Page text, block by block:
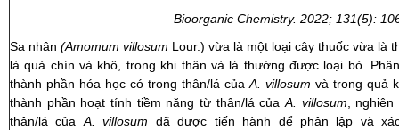
Bioorganic Chemistry. 2022; 131(5):
Sa nhân (Amomum villosum Lour.) vừa là một loại cây thuốc vừa là
là quả chín và khô, trong khi thân và lá thường được loại bỏ.
thành phần hóa học có trong thân/lá của A. villosum và trong quả
thành phần hoạt tính tiềm năng từ thân/lá của A. villosum ,
thân/lá của A. villosum đã được tiến hành để phân lập và